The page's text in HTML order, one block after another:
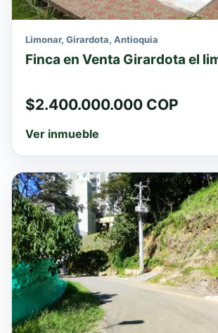
Limonar, Girardota, Antioquia
Finca en Venta Girardota el
$2.400.000.000 COP
Ver inmueble